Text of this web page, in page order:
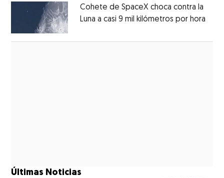
Cohete de SpaceX choca contra la
Luna a casi 9 mil kilómetros por hora
Últimas Noticias